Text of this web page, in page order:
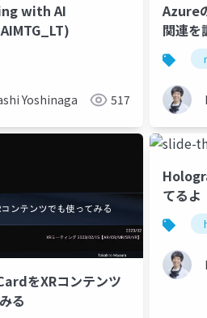
snapdragon
with AI
Yoshinaga 517
Azure
関連を
をXRコンテンツ
る
てるよ